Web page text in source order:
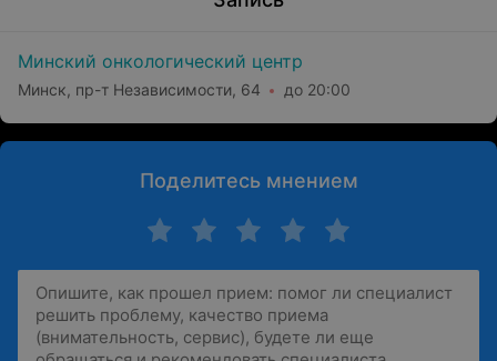
Минский онкологический центр
Минск, пр-т Независимости, 64 до 20:00
Поделитесь мнением